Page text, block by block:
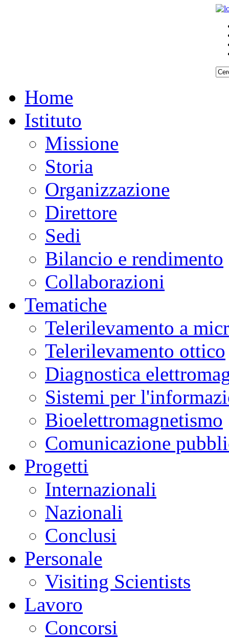
Home
Istituto
Missione
Storia
Organizzazione
Direttore
Sedi
Bilancio e rendimento
Collaborazioni
Tematiche
Telerilevamento a
Telerilevamento ottico
Diagnostica
Sistemi per
Bioelettromagnetismo
Comunicazione
Progetti
Internazionali
Nazionali
Conclusi
Personale
Visiting Scientists
Lavoro
Concorsi